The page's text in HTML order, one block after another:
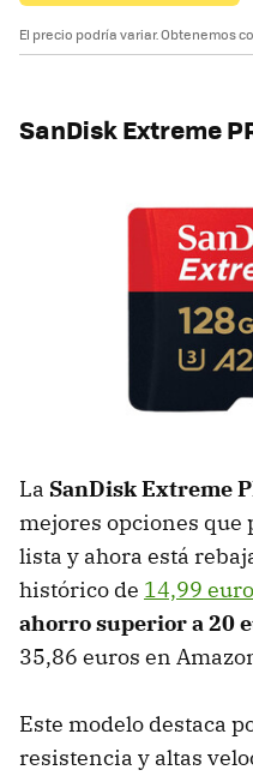
El precio podría variar. Obtenemos
SanDisk Extreme
La SanDisk Extreme
mejores opciones que
lista y ahora está
histórico de 14,99
ahorro superior a 20
35,86 euros en
Este modelo destaca
resistencia y altas